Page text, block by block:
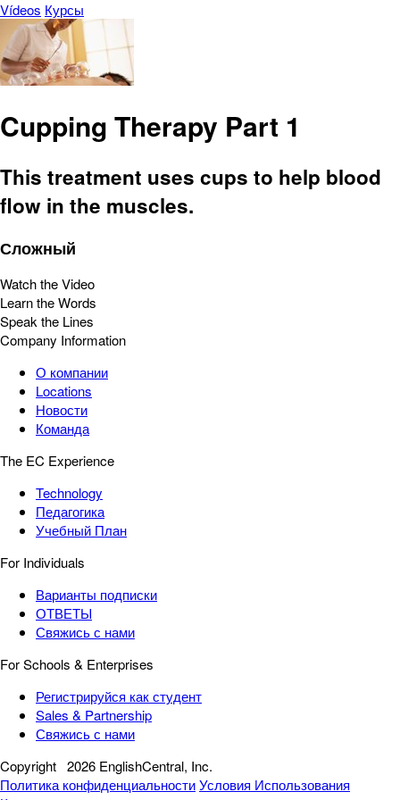
Vídeos Курсы
Cupping Therapy Part 1
This treatment uses cups to help blood
flow in the muscles.
Сложный
Watch the Video
Learn the Words
Speak the Lines
Company Information
О компании
Locations
Новости
Команда
The EC Experience
Technology
Педагогика
Учебный План
For Individuals
Варианты подписки
ОТВЕТЫ
Свяжись с нами
For Schools & Enterprises
Регистрируйся как студент
Sales & Partnership
Свяжись с нами
Copyright 2026 EnglishCentral, Inc.
Политика конфиденциальностиУсловия Использования